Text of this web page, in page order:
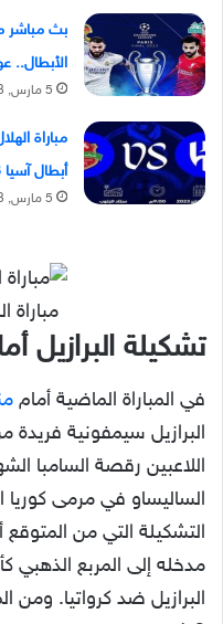
بث مباشر
الأبطال..
5 مارس, 2023
مباراة
أبطال آسيا 2023
5 مارس, 2023
مباراة
تشكيلة البرازيل
في المباراة الماضية أمام
البرازيل سيمفونية
اللاعبين رقصة السامبا
الساليساو في مرمى كوريا
التشكيلة التي من